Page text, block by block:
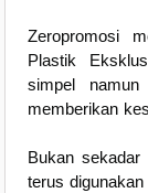
Zeropromosi
Plastik
simpel
memberikan
Bukan
terus